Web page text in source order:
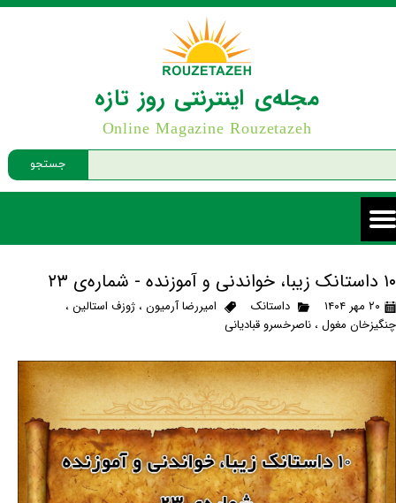
جستجو
مجله‌ی اینترنتی روز تازه
Online Magazine Rouzetazeh
۱۰ داستانک زیبا، خواندنی و آموزنده - شماره‌ی ۲۳
۲۰ مهر ۱۴۰۴ داستانک امیررضا آرمیون، ژوزف استالین،
چنگیزخان مغول، ناصرخسرو قبادیانی